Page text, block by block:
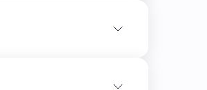
sjezdové rampy. V